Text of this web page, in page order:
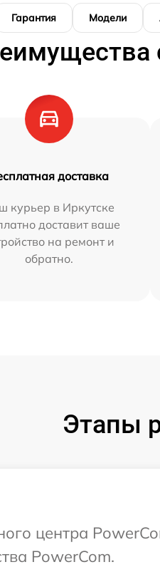
Гарантия Модели
доставка
курьер в Иркутске
доставит ваше
на ремонт и
обратно.
Этапы
центра
PowerCom.